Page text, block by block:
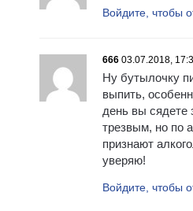
Войдите, чтобы
666 03.07.2018,
Ну бутылочку
выпить,
день вы сядете
трезвым, но по
признают
уверяю!
Войдите, чтобы